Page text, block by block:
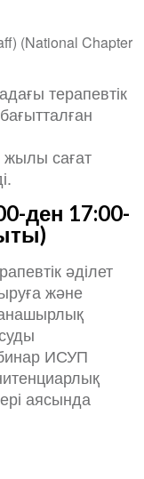
(National Chapter
терапевтік
жылы сағат
ден 17:00-
әділет
және
ИСУП
аясында